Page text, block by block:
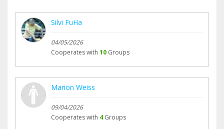
Silvi FuHa
04/05/2026
Cooperates with 10 Groups
Marion Weiss
09/04/2026
Cooperates with 4 Groups